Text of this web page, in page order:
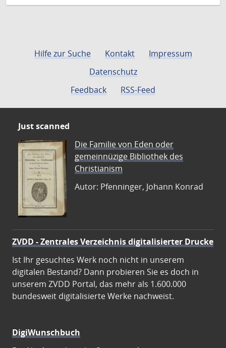
Hilfe zur Suche Kontakt
Impressum
Datenschutz
Feedback
RSS-Feed
Just scanned
Die Familie von Eden oder
gemeinnüzige Bibliothek des
Christianism
Autor: Pfenninger, Johann Konrad
ZVDD - Zentrales Verzeichnis digitalisierter Drucke
Ist Ihr gesuchtes Werk noch nicht in unserem
digitalen Bestand? Dann probieren Sie es doch in
unserem ZVDD Portal, das mehr als 1.600.000
bundesweit digitalisierte Werke nachweist.
DigiWunschbuch